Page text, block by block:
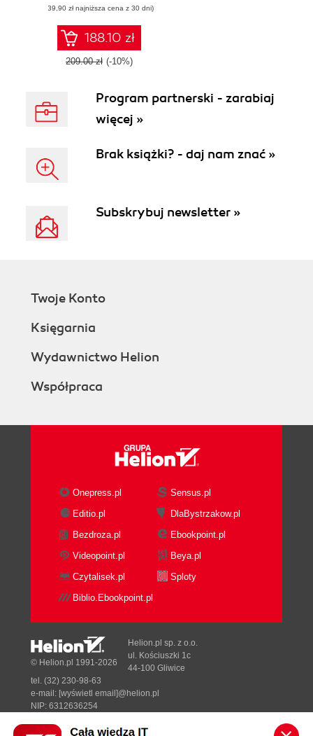
Comprehensive
Guide to Modern
Computing and
Information
Management
(39,90 zł najniższa cena z 30 dni)
188.10 zł
209.00 zł (-10%)
Program partnerski - zarabiaj
więcej »
Brak książki? - daj nam znać »
Subskrybuj newsletter »
Twoje Konto
Księgarnia
Wydawnictwo Helion
Współpraca
Onepress.pl
Sensus.pl
Editio.pl
DlaBystrzakow.pl
Bezdroza.pl
Ebookpoint.pl
Videopoint.pl
Beya.pl
Czytalisek.pl
Sploty
Biblio.Ebookpoint.pl
© Helion.pl 1991-2026
Helion.pl sp. z o.o.
ul. Kościuszki 1c
44-100 Gliwice
tel. (32) 230-98-63
e-mail: [wyświetl email]@helion.pl
NIP: 6312636254